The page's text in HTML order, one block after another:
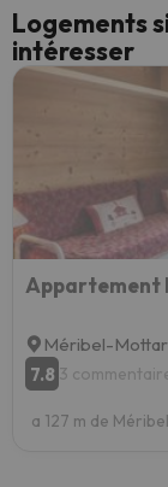
Logements
intéresser
Méribel-
7.8 3
a 127 m de